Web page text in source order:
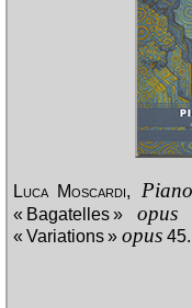
Luca Moscardi,
« Bagatelles » opus
« Variations » opus